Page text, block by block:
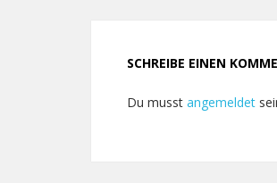
SCHREIBE EINEN
Du musst angemeldet